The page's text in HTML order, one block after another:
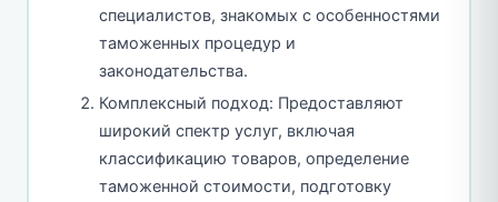
специалистов, знакомых с особенностями
таможенных процедур и
законодательства.
Комплексный подход: Предоставляют
широкий спектр услуг, включая
классификацию товаров, определение
таможенной стоимости, подготовку